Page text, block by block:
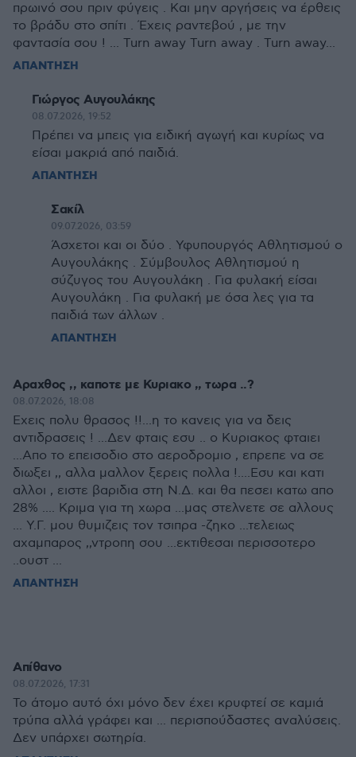
πρωινό σου πριν φύγεις . Και μην αργήσεις να έρθεις
το βράδυ στο σπίτι . Έχεις ραντεβού , με την
φαντασία σου ! ... Turn away Turn away . Turn away...
ΑΠΑΝΤΗΣΗ
Γιώργος Αυγουλάκης
08.07.2026, 19:52
Πρέπει να μπεις για ειδική αγωγή και κυρίως να
είσαι μακριά από παιδιά.
ΑΠΑΝΤΗΣΗ
Σακίλ
09.07.2026, 03:59
Άσχετοι και οι δύο . Υφυπουργός Αθλητισμού ο
Αυγουλάκης . Σύμβουλος Αθλητισμού η
σύζυγος του Αυγουλάκη . Για φυλακή είσαι
Αυγουλάκη . Για φυλακή με όσα λες για τα
παιδιά των άλλων .
ΑΠΑΝΤΗΣΗ
Αραχθος ,, καποτε με Κυριακο ,, τωρα ..?
08.07.2026, 18:08
Εχεις πολυ θρασος !!...η το κανεις για να δεις
αντιδρασεις ! ...Δεν φταις εσυ .. ο Κυριακος φταιει
...Απο το επεισοδιο στο αεροδρομιο , επρεπε να σε
διωξει ,, αλλα μαλλον ξερεις πολλα !....Εσυ και κατι
αλλοι , ειστε βαριδια στη Ν.Δ. και θα πεσει κατω απο
28% .... Κριμα για τη χωρα ...μας στελνετε σε αλλους
... Υ.Γ. μου θυμιζεις τον τσιπρα -ζηκο ...τελειως
αχαμπαρος ,,ντροπη σου ...εκτιθεσαι περισσοτερο
..ουστ ...
ΑΠΑΝΤΗΣΗ
Απίθανο
08.07.2026, 17:31
Το άτομο αυτό όχι μόνο δεν έχει κρυφτεί σε καμιά
τρύπα αλλά γράφει και ... περισπούδαστες αναλύσεις.
Δεν υπάρχει σωτηρία.